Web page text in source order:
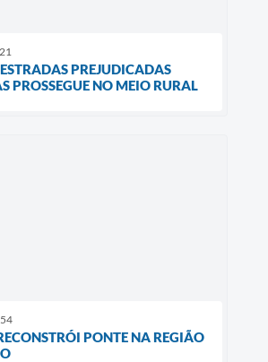
PREJUDICADAS
PROSSEGUE NO MEIO RURAL
PONTE NA REGIÃO